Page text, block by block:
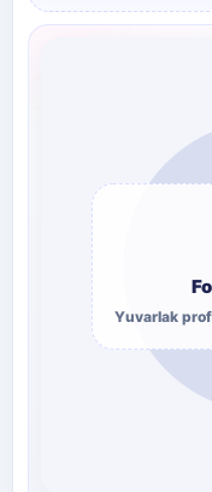
Yuvarlak